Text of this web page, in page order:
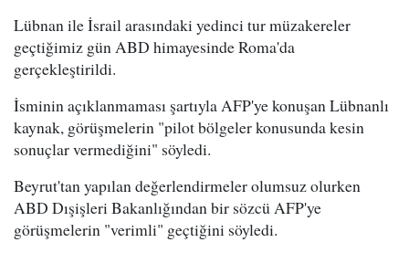
Lübnan ile İsrail arasındaki yedinci tur müzakereler
geçtiğimiz gün ABD himayesinde Roma'da
gerçekleştirildi.
İsminin açıklanmaması şartıyla AFP'ye konuşan Lübnanlı
kaynak, görüşmelerin "pilot bölgeler konusunda kesin
sonuçlar vermediğini" söyledi.
Beyrut'tan yapılan değerlendirmeler olumsuz olurken
ABD Dışişleri Bakanlığından bir sözcü AFP'ye
görüşmelerin "verimli" geçtiğini söyledi.